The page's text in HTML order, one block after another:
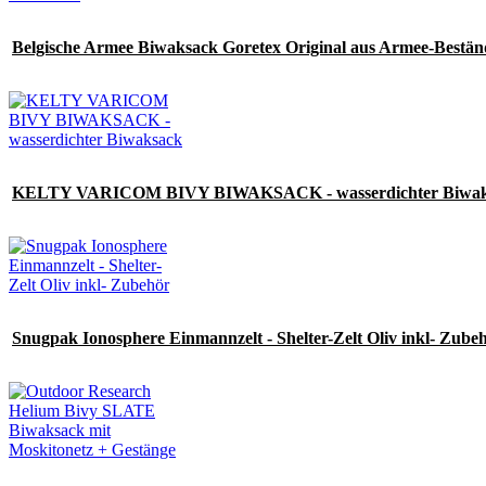
Belgische Armee Biwaksack Goretex Original aus Armee-
KELTY VARICOM BIVY BIWAKSACK - wasserdichter
Snugpak Ionosphere Einmannzelt - Shelter-Zelt Oliv inkl-